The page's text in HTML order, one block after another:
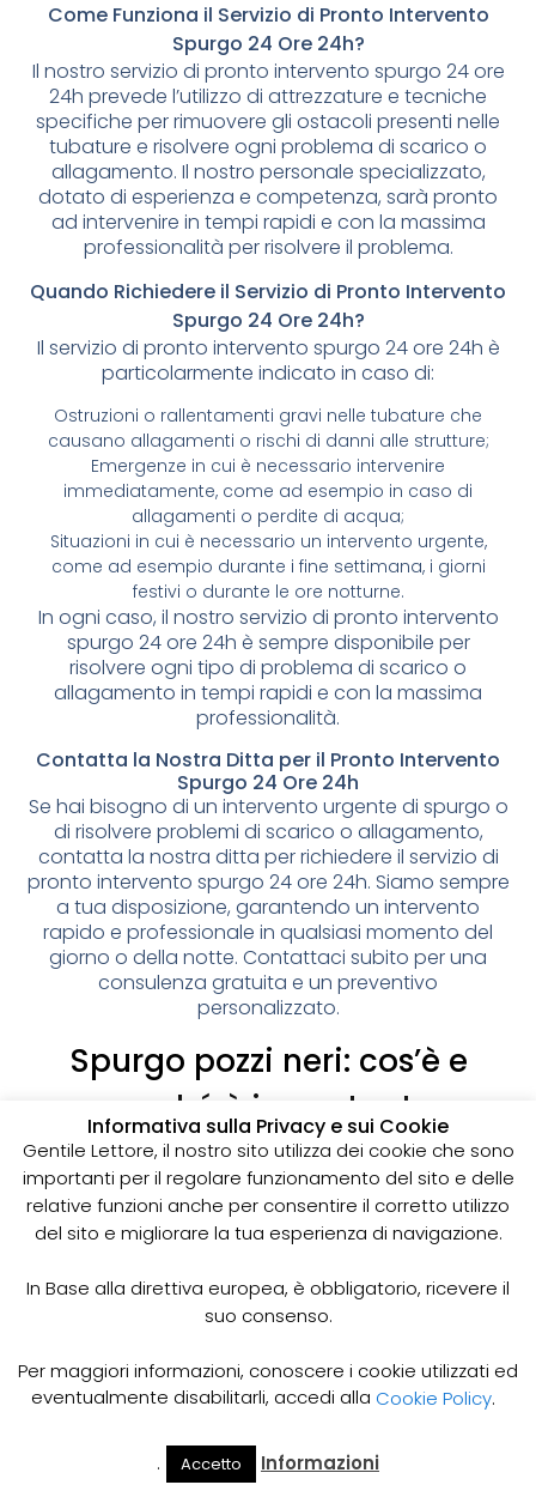
Come Funziona il Servizio di Pronto Intervento
Spurgo 24 Ore 24h?
Il nostro servizio di pronto intervento spurgo 24 ore
24h prevede l’utilizzo di attrezzature e tecniche
specifiche per rimuovere gli ostacoli presenti nelle
tubature e risolvere ogni problema di scarico o
allagamento. Il nostro personale specializzato,
dotato di esperienza e competenza, sarà pronto
ad intervenire in tempi rapidi e con la massima
professionalità per risolvere il problema.
Quando Richiedere il Servizio di Pronto Intervento
Spurgo 24 Ore 24h?
Il servizio di pronto intervento spurgo 24 ore 24h è
particolarmente indicato in caso di:
Ostruzioni o rallentamenti gravi nelle tubature che
causano allagamenti o rischi di danni alle strutture;
Emergenze in cui è necessario intervenire
immediatamente, come ad esempio in caso di
allagamenti o perdite di acqua;
Situazioni in cui è necessario un intervento urgente,
come ad esempio durante i fine settimana, i giorni
festivi o durante le ore notturne.
In ogni caso, il nostro servizio di pronto intervento
spurgo 24 ore 24h è sempre disponibile per
risolvere ogni tipo di problema di scarico o
allagamento in tempi rapidi e con la massima
professionalità.
Contatta la Nostra Ditta per il Pronto Intervento
Spurgo 24 Ore 24h
Se hai bisogno di un intervento urgente di spurgo o
di risolvere problemi di scarico o allagamento,
contatta la nostra ditta per richiedere il servizio di
pronto intervento spurgo 24 ore 24h. Siamo sempre
a tua disposizione, garantendo un intervento
rapido e professionale in qualsiasi momento del
giorno o della notte. Contattaci subito per una
consulenza gratuita e un preventivo
personalizzato.
Spurgo pozzi neri: cos’è e
perché è importante
I pozzi neri sono delle strutture sotterranee utilizzate
per la raccolta delle acque reflue domestiche,
soprattutto in zone dove non è disponibile un
sistema di smaltimento delle acque fognarie. Lo
spurgo dei pozzi neri è un’operazione essenziale
e prevenire il rischio di allagamenti, cattivi odori e
infezioni.
Come funziona lo spurgo dei pozzi neri
Lo spurgo dei pozzi neri viene effettuato mediante
specifiche, in grado di aspirare e rimuovere le
acque reflue e i sedimenti accumulati all’interno del
Cerca Il Mio
Informativa sulla Privacy e sui Cookie
Gentile Lettore, il nostro sito utilizza dei cookie che sono
importanti per il regolare funzionamento del sito e delle
relative funzioni anche per consentire il corretto utilizzo
del sito e migliorare la tua esperienza di navigazione.
In Base alla direttiva europea, è obbligatorio, ricevere il
suo consenso.
Per maggiori informazioni, conoscere i cookie utilizzati ed
eventualmente disabilitarli, accedi alla Cookie Policy.
. Accetto Informazioni